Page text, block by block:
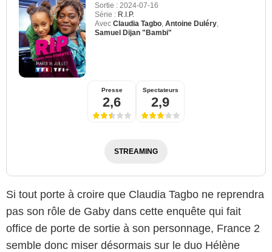
Sortie : 2024-07-16
Série : R.I.P.
Avec Claudia Tagbo Antoine Duléry
Samuel Dijan "Bambi"
Presse
2,6
Spectateurs
2,9
STREAMING
Si tout porte à croire que Claudia Tagbo ne reprendra
pas son rôle de Gaby dans cette enquête qui fait
office de porte de sortie à son personnage, France 2
semble donc miser désormais sur le duo Hélène